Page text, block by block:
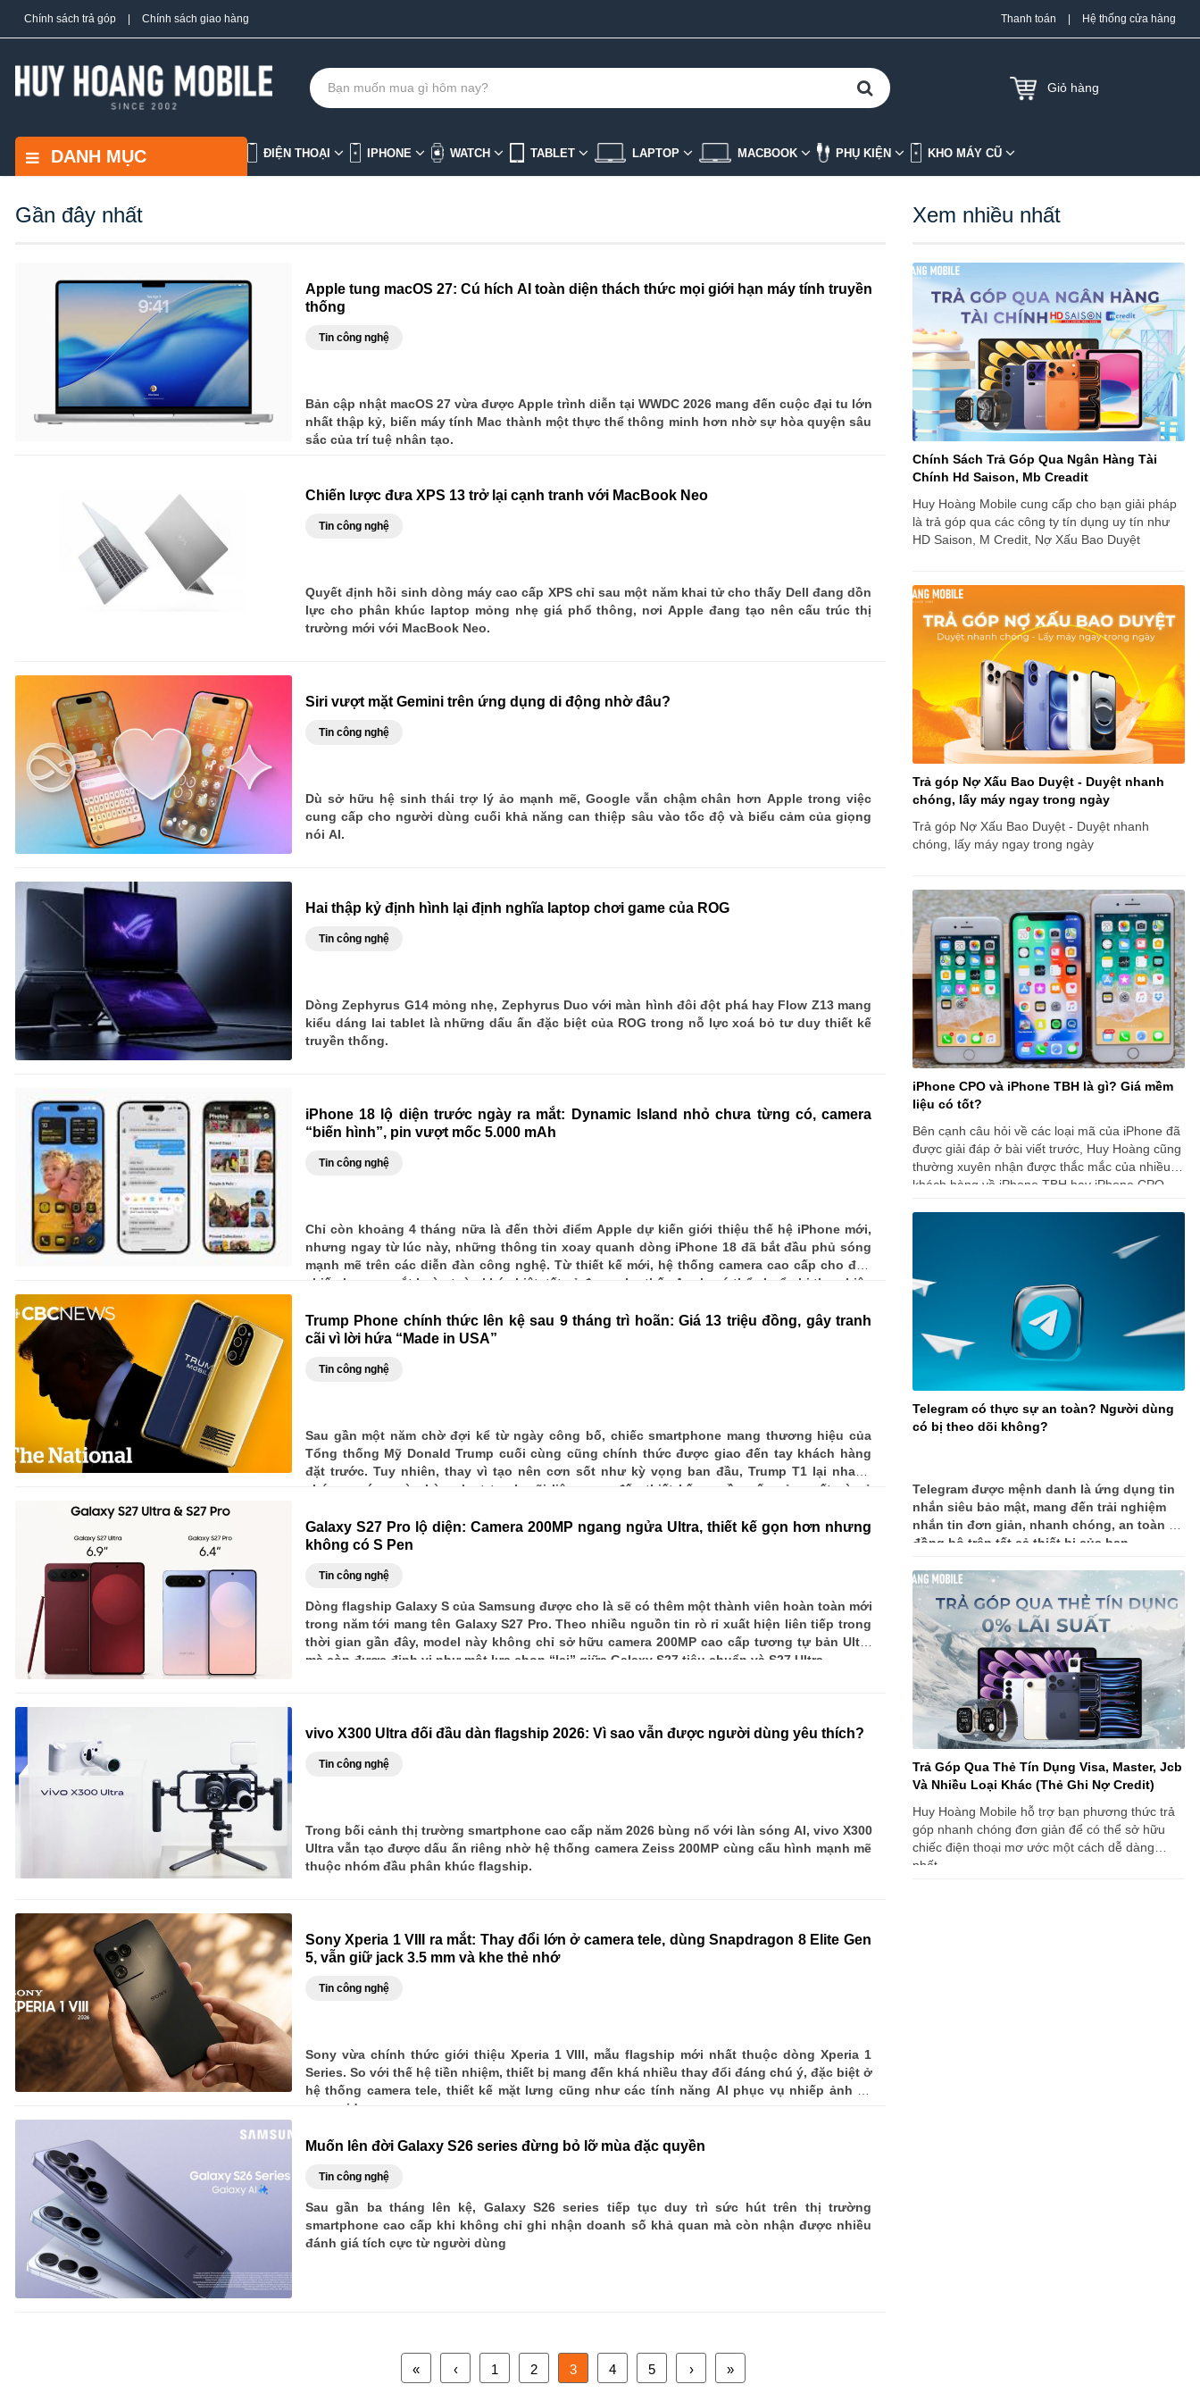
Chính sách trả góp Chính sách giao hàng Thanh toán Hệ thống cửa hàng
Giỏ hàng
DANH MỤC ĐIỆN THOẠI IPHONE WATCH TABLET LAPTOP MACBOOK PHỤ KIỆN KHO MÁY CŨ
Gần đây nhất
Apple tung macOS 27: Cú hích AI toàn diện thách thức mọi giới hạn máy tính truyền
thống
Tin công nghệ
Bản cập nhật macOS 27 vừa được Apple trình diễn tại WWDC 2026 mang đến cuộc đại tu lớn
nhất thập kỷ, biến máy tính Mac thành một thực thể thông minh hơn nhờ sự hòa quyện sâu
sắc của trí tuệ nhân tạo.
Chiến lược đưa XPS 13 trở lại cạnh tranh với MacBook Neo
Tin công nghệ
Quyết định hồi sinh dòng máy cao cấp XPS chỉ sau một năm khai tử cho thấy Dell đang dồn
lực cho phân khúc laptop mỏng nhẹ giá phổ thông, nơi Apple đang tạo nên cấu trúc thị
trường mới với MacBook Neo.
Siri vượt mặt Gemini trên ứng dụng di động nhờ đâu?
Tin công nghệ
Dù sở hữu hệ sinh thái trợ lý ảo mạnh mẽ, Google vẫn chậm chân hơn Apple trong việc
cung cấp cho người dùng cuối khả năng can thiệp sâu vào tốc độ và biểu cảm của giọng
nói AI.
Hai thập kỷ định hình lại định nghĩa laptop chơi game của ROG
Tin công nghệ
Dòng Zephyrus G14 mỏng nhẹ, Zephyrus Duo với màn hình đôi đột phá hay Flow Z13 mang
kiểu dáng lai tablet là những dấu ấn đặc biệt của ROG trong nỗ lực xoá bỏ tư duy thiết kế
truyền thống.
iPhone 18 lộ diện trước ngày ra mắt: Dynamic Island nhỏ chưa từng có, camera
“biến hình”, pin vượt mốc 5.000 mAh
Tin công nghệ
Chỉ còn khoảng 4 tháng nữa là đến thời điểm Apple dự kiến giới thiệu thế hệ iPhone mới,
nhưng ngay từ lúc này, những thông tin xoay quanh dòng iPhone 18 đã bắt đầu phủ sóng
mạnh mẽ trên các diễn đàn công nghệ. Từ thiết kế mới, hệ thống camera cao cấp cho đến
chiến lược ra mắt hoàn toàn khác biệt, tất cả đang cho thấy Apple có thể chuẩn bị thực hiện
Trump Phone chính thức lên kệ sau 9 tháng trì hoãn: Giá 13 triệu đồng, gây tranh
cãi vì lời hứa “Made in USA”
Tin công nghệ
Sau gần một năm chờ đợi kể từ ngày công bố, chiếc smartphone mang thương hiệu của
Tổng thống Mỹ Donald Trump cuối cùng cũng chính thức được giao đến tay khách hàng
đặt trước. Tuy nhiên, thay vì tạo nên cơn sốt như kỳ vọng ban đầu, Trump T1 lại nhanh
chóng vướng vào hàng loạt tranh cãi liên quan đến thiết kế, nguồn gốc sản xuất và cả
nước.
Galaxy S27 Pro lộ diện: Camera 200MP ngang ngửa Ultra, thiết kế gọn hơn nhưng
không có S Pen
Tin công nghệ
Dòng flagship Galaxy S của Samsung được cho là sẽ có thêm một thành viên hoàn toàn mới
trong năm tới mang tên Galaxy S27 Pro. Theo nhiều nguồn tin rò rỉ xuất hiện liên tiếp trong
thời gian gần đây, model này không chỉ sở hữu camera 200MP cao cấp tương tự bản Ultra
mà còn được định vị như một lựa chọn “lai” giữa Galaxy S27 tiêu chuẩn và S27 Ultra.
vivo X300 Ultra đối đầu dàn flagship 2026: Vì sao vẫn được người dùng yêu thích?
Tin công nghệ
Trong bối cảnh thị trường smartphone cao cấp năm 2026 bùng nổ với làn sóng AI, vivo X300
Ultra vẫn tạo được dấu ấn riêng nhờ hệ thống camera Zeiss 200MP cùng cấu hình mạnh mẽ
thuộc nhóm đầu phân khúc flagship.
Sony Xperia 1 VIII ra mắt: Thay đổi lớn ở camera tele, dùng Snapdragon 8 Elite Gen
5, vẫn giữ jack 3.5 mm và khe thẻ nhớ
Tin công nghệ
Sony vừa chính thức giới thiệu Xperia 1 VIII, mẫu flagship mới nhất thuộc dòng Xperia 1
Series. So với thế hệ tiền nhiệm, thiết bị mang đến khá nhiều thay đổi đáng chú ý, đặc biệt ở
hệ thống camera tele, thiết kế mặt lưng cũng như các tính năng AI phục vụ nhiếp ảnh và
quay video.
Muốn lên đời Galaxy S26 series đừng bỏ lỡ mùa đặc quyền
Tin công nghệ
Sau gần ba tháng lên kệ, Galaxy S26 series tiếp tục duy trì sức hút trên thị trường
smartphone cao cấp khi không chỉ ghi nhận doanh số khả quan mà còn nhận được nhiều
đánh giá tích cực từ người dùng
Xem nhiều nhất
Chính Sách Trả Góp Qua Ngân Hàng Tài
Chính Hd Saison, Mb Creadit
Huy Hoàng Mobile cung cấp cho bạn giải pháp
là trả góp qua các công ty tín dụng uy tín như
HD Saison, M Credit, Nợ Xấu Bao Duyệt
Trả góp Nợ Xấu Bao Duyệt - Duyệt nhanh
chóng, lấy máy ngay trong ngày
Trả góp Nợ Xấu Bao Duyệt - Duyệt nhanh
chóng, lấy máy ngay trong ngày
iPhone CPO và iPhone TBH là gì? Giá mềm
liệu có tốt?
Bên cạnh câu hỏi về các loại mã của iPhone đã
được giải đáp ở bài viết trước, Huy Hoàng cũng
thường xuyên nhận được thắc mắc của nhiều
khách hàng về iPhone TBH hay iPhone CPO.
Telegram có thực sự an toàn? Người dùng
có bị theo dõi không?
Telegram được mệnh danh là ứng dụng tin
nhắn siêu bảo mật, mang đến trải nghiệm
nhắn tin đơn giản, nhanh chóng, an toàn và
đồng bộ trên tất cả thiết bị của bạn.
Trả Góp Qua Thẻ Tín Dụng Visa, Master, Jcb
Và Nhiều Loại Khác (Thẻ Ghi Nợ Credit)
Huy Hoàng Mobile hỗ trợ bạn phương thức trả
góp nhanh chóng đơn giản để có thể sở hữu
chiếc điện thoại mơ ước một cách dễ dàng
nhất.
« ‹ 1 2 3 4 5 › »